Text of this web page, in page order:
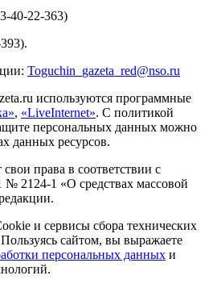
40-22-363)
Toguchin gazeta red@nso.ru
используются программные
, «LiveInternet». С политикой
персональных данных можно
данных ресурсов.
права в соответствии с
2124-1 «О средствах массовой
и сервисы сбора технических
сайтом, вы выражаете
персональных данных и